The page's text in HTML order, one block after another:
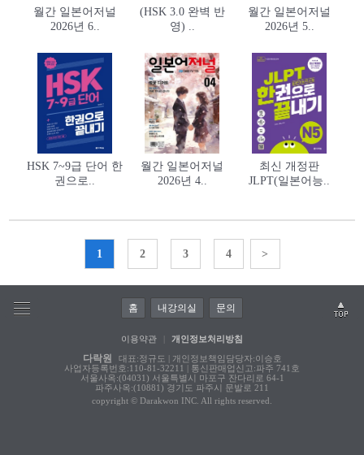
월간 일본어저널
2026년 6..
(HSK 3.0 완벽 반
영) ..
월간 일본어저널
2026년 5..
HSK 7~9급 단어 한
권으로..
월간 일본어저널
2026년 4..
최신 개정판
JLPT(일본어능..
1 2 3 4 >
홈 내강의실 문의
이용약관 개인정보처리방침
다락원
대표:정규도 | 개인정보책임담당자:이승호
사업자등록번호:110-81-32211 | 통신판매업신고:파주 741호
서울사옥:(04031) 서울특별시 마포구 잔다리로 64-1
파주사옥:(10881) 경기도 파주시 문발로 211
copyright © Darakwon INC. All rights reserved.